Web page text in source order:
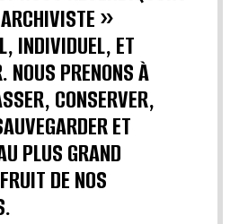
»
INDIVIDUEL, ET
NOUS PRENONS À
CONSERVER,
ET
PLUS GRAND
DE NOS